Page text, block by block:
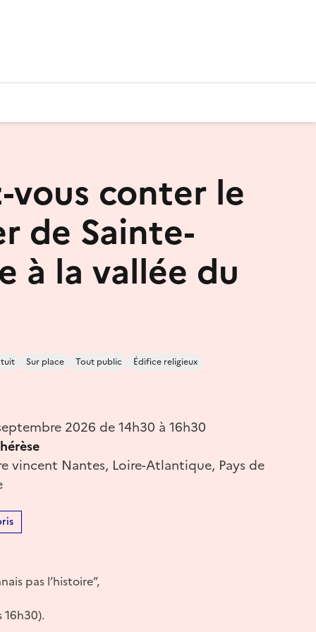
vous conter le
de Sainte-
à la vallée du
Sur place Tout public Édifice religieux
2026 de 14h30 à 16h30
vincent Nantes, Loire-Atlantique, Pays de
pas l’histoire”,
16h30).